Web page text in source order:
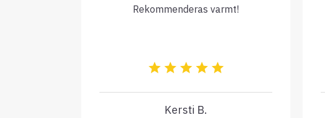
Rekommenderas varmt!
Kersti B.